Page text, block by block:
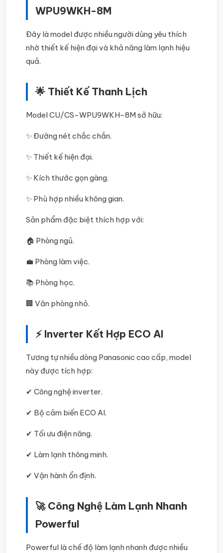
WPU9WKH-8M
Đây là model được nhiều người dùng yêu thích
nhờ thiết kế hiện đại và khả năng làm lạnh hiệu
quả.
🌟 Thiết Kế Thanh Lịch
Model CU/CS-WPU9WKH-8M sở hữu:
✨ Đường nét chắc chắn.
✨ Thiết kế hiện đại.
✨ Kích thước gọn gàng.
✨ Phù hợp nhiều không gian.
Sản phẩm đặc biệt thích hợp với:
🏠 Phòng ngủ.
💼 Phòng làm việc.
📚 Phòng học.
🏢 Văn phòng nhỏ.
⚡ Inverter Kết Hợp ECO AI
Tương tự nhiều dòng Panasonic cao cấp, model
này được tích hợp:
✔ Công nghệ inverter.
✔ Bộ cảm biến ECO AI.
✔ Tối ưu điện năng.
✔ Làm lạnh thông minh.
✔ Vận hành ổn định.
🚀 Công Nghệ Làm Lạnh Nhanh
Powerful
Powerful là chế độ làm lạnh nhanh được nhiều